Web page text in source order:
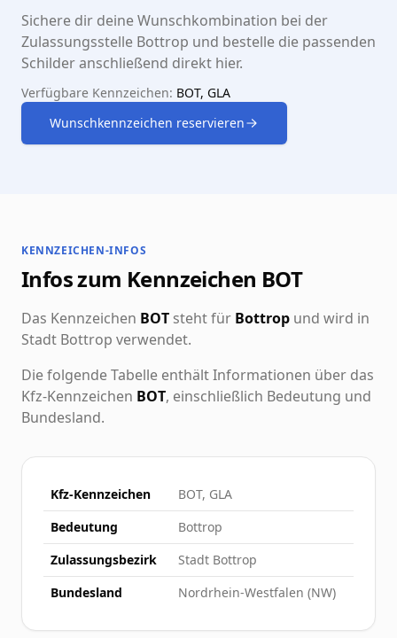
Sichere dir deine Wunschkombination bei der
Zulassungsstelle Bottrop und bestelle die passenden
Schilder anschließend direkt hier.
Verfügbare Kennzeichen: BOT, GLA
Wunschkennzeichen reservieren
KENNZEICHEN-INFOS
Infos zum Kennzeichen BOT
Das Kennzeichen BOT steht für Bottrop und wird in
Stadt Bottrop verwendet.
Die folgende Tabelle enthält Informationen über das
Kfz-Kennzeichen BOT, einschließlich Bedeutung und
Bundesland.
Kfz-Kennzeichen
BOT, GLA
Bedeutung
Bottrop
Zulassungsbezirk
Stadt Bottrop
Bundesland
Nordrhein-Westfalen (NW)